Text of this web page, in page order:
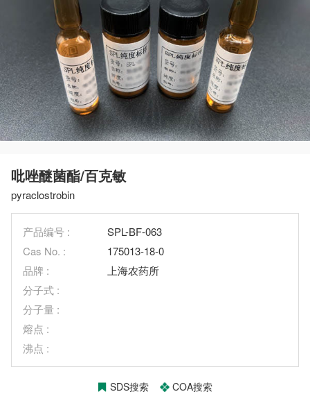
吡唑醚菌酯/百克敏
pyraclostrobin
产品编号 :
SPL-BF-063
Cas No. :
175013-18-0
品牌 :
上海农药所
分子式 :
分子量 :
熔点 :
沸点 :
SDS搜索 COA搜索